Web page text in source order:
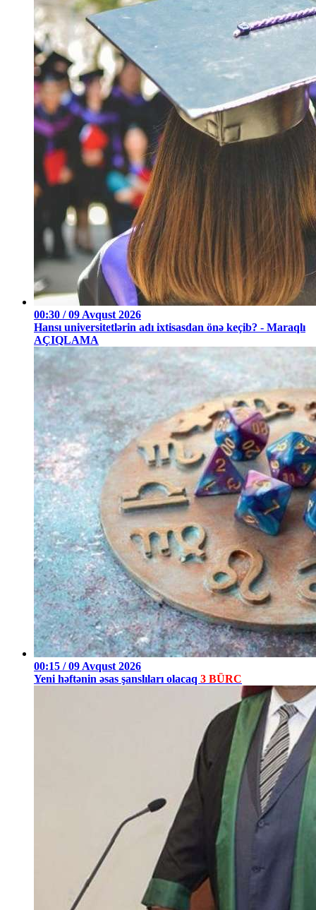
00:30 / 09 Avqust 2026
Hansı universitetlərin adı ixtisasdan önə keçib? - Maraqlı
AÇIQLAMA
00:15 / 09 Avqust 2026
Yeni həftənin əsas şanslıları olacaq 3 BÜRC